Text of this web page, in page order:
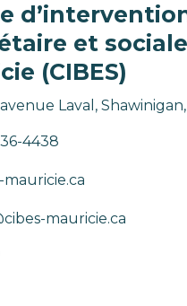
et
(CIBES)
Laval, Shawinigan,
4438
mauricie.ca
mauricie.ca